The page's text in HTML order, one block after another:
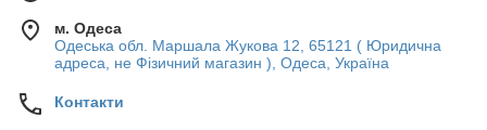
м. Одеса
Одеська обл. Маршала Жукова 12, 65121 ( Юридична
адреса, не Фізичний магазин ), Одеса, Україна
Контакти